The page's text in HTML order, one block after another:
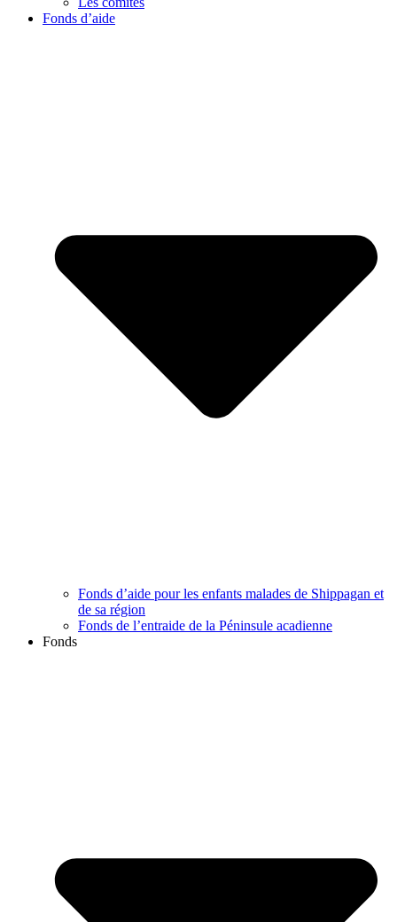
Fonds d’aide
Fonds d’aide pour les enfants malades de Shippagan et
de sa région
Fonds de l’entraide de la Péninsule acadienne
Fonds